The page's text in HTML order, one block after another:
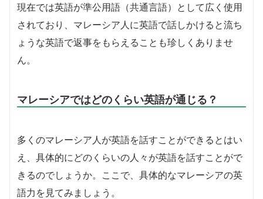
現在では英語が準公用語（共通言語）として広く使用
されており、マレーシア人に英語で話しかけると流ち
ょうな英語で返事をもらえることも珍しくありませ
ん。
マレーシアではどのくらい英語が通じる？
多くのマレーシア人が英語を話すことができるとはい
え、具体的にどのくらいの人々が英語を話すことがで
きるのでしょうか。ここで、具体的なマレーシアの英
語力を見てみましょう。